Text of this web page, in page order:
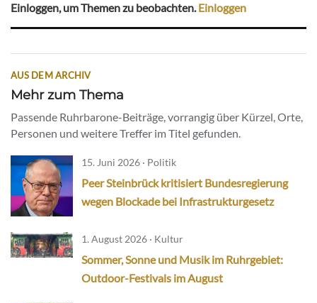
Einloggen, um Themen zu beobachten.Einloggen
AUS DEM ARCHIV
Mehr zum Thema
Passende Ruhrbarone-Beiträge, vorrangig über Kürzel, Orte,
Personen und weitere Treffer im Titel gefunden.
15. Juni 2026 · Politik
Peer Steinbrück kritisiert Bundesregierung
wegen Blockade bei Infrastrukturgesetz
1. August 2026 · Kultur
Sommer, Sonne und Musik im Ruhrgebiet:
Outdoor-Festivals im August